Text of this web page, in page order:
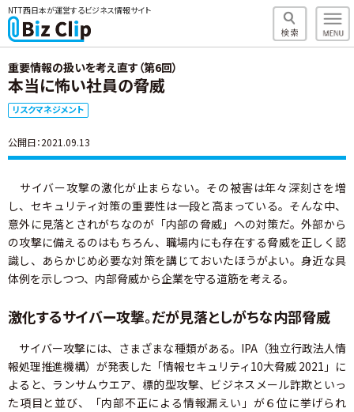
NTT西日本が運営するビジネス情報サイト
重要情報の扱いを考え直す（第6回）
本当に怖い社員の脅威
リスクマネジメント
公開日：2021.09.13
サイバー攻撃の激化が止まらない。その被害は年々深刻さを増
し、セキュリティ対策の重要性は一段と高まっている。そんな中、
意外に見落とされがちなのが「内部の脅威」への対策だ。外部から
の攻撃に備えるのはもちろん、職場内にも存在する脅威を正しく認
識し、あらかじめ必要な対策を講じておいたほうがよい。身近な具
体例を示しつつ、内部脅威から企業を守る道筋を考える。
激化するサイバー攻撃。だが見落としがちな内部脅威
サイバー攻撃には、さまざまな種類がある。IPA（独立行政法人情
報処理推進機構）が発表した「情報セキュリティ10大脅威 2021」に
よると、ランサムウエア、標的型攻撃、ビジネスメール詐欺といっ
た項目と並び、「内部不正による情報漏えい」が６位に挙げられ